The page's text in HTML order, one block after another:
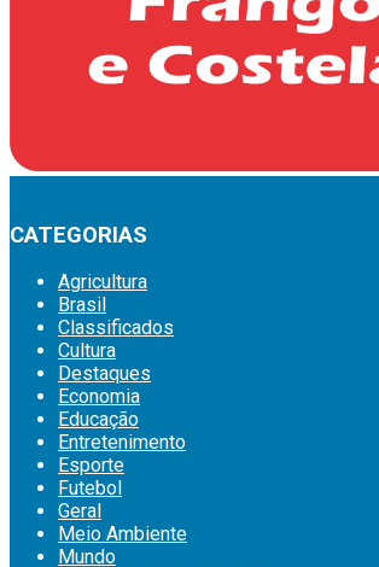
CATEGORIAS
Agricultura
Brasil
Classificados
Cultura
Destaques
Economia
Educação
Entretenimento
Esporte
Futebol
Geral
Meio Ambiente
Mundo